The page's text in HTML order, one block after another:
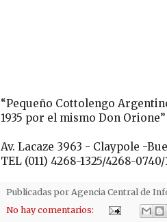
“Pequeño Cottolengo
1935 por el mismo Don Orione”
Av. Lacaze 3963 - Claypole -
TEL (011) 4268-1325/4268-0740/
Publicadas por Agencia Central de
No hay comentarios: